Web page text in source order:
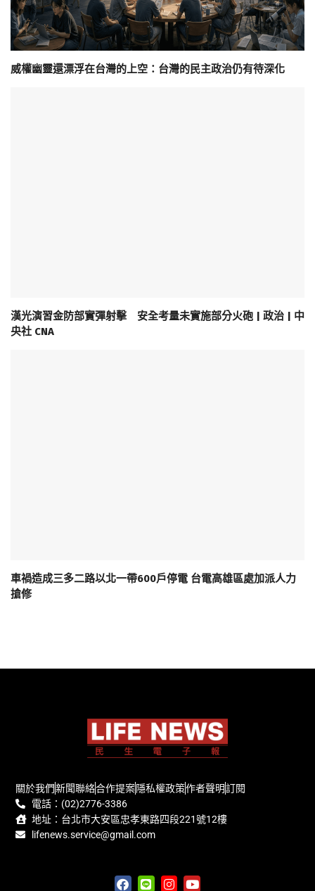
威權幽靈還漂浮在台灣的上空：台灣的民主政治仍有待深化
漢光演習金防部實彈射擊 安全考量未實施部分火砲 | 政治 | 中
央社 CNA
車禍造成三多二路以北一帶600戶停電 台電高雄區處加派人力
搶修
關於我們新聞聯絡合作提案隱私權政策作者聲明訂閱
電話：(02)2776-3386
地址：台北市大安區忠孝東路四段221號12樓
lifenews.service@gmail.com